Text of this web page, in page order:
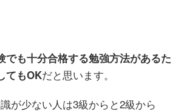
でも十分合格する勉強方法があるた
てもOKだと思います。
が少ない人は3級からと2級から